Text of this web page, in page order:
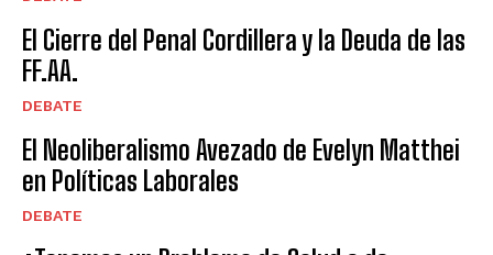
El Cierre del Penal Cordillera y la Deuda de las
FF.AA.
DEBATE
El Neoliberalismo Avezado de Evelyn Matthei
en Políticas Laborales
DEBATE